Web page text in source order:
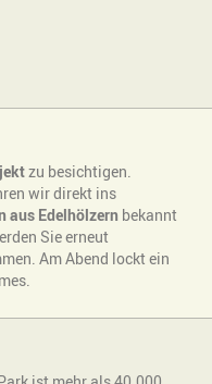
zu besichtigen.
wir direkt ins
aus Edelhölzern bekannt
Sie erneut
Am Abend lockt ein